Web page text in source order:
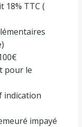
18% TTC (
pour le
indication
impayé